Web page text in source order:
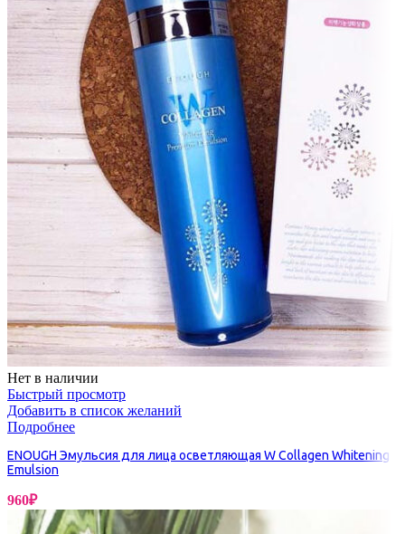
Нет в наличии
Быстрый просмотр
Добавить в список желаний
Подробнее
ENOUGH Эмульсия для лица осветляющая W Collagen Whitening
Emulsion
960₽